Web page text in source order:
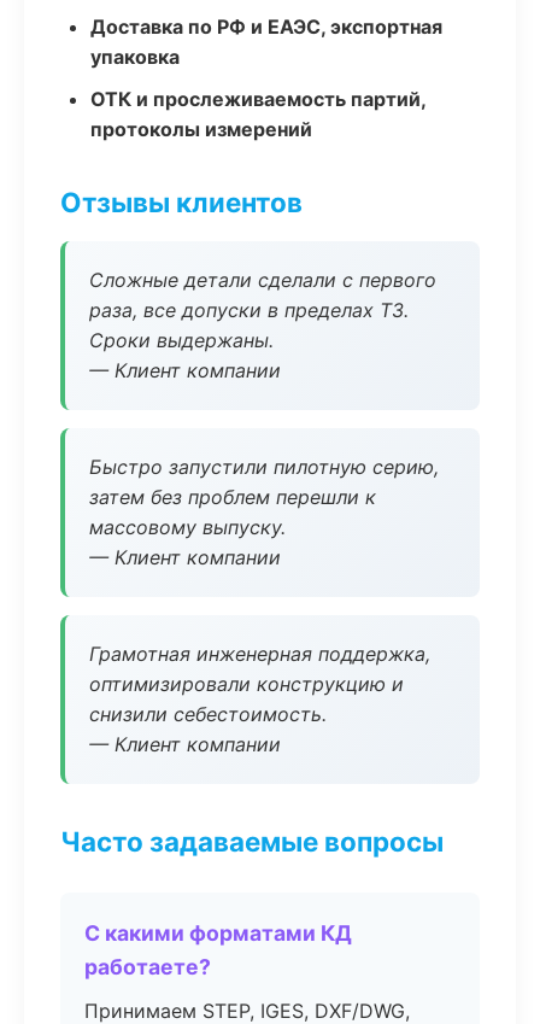
Доставка по РФ и ЕАЭС, экспортная
упаковка
ОТК и прослеживаемость партий,
протоколы измерений
Отзывы клиентов
Сложные детали сделали с первого
раза, все допуски в пределах ТЗ.
Сроки выдержаны.
— Клиент компании
Быстро запустили пилотную серию,
затем без проблем перешли к
массовому выпуску.
— Клиент компании
Грамотная инженерная поддержка,
оптимизировали конструкцию и
снизили себестоимость.
— Клиент компании
Часто задаваемые вопросы
С какими форматами КД
работаете?
Принимаем STEP, IGES, DXF/DWG,